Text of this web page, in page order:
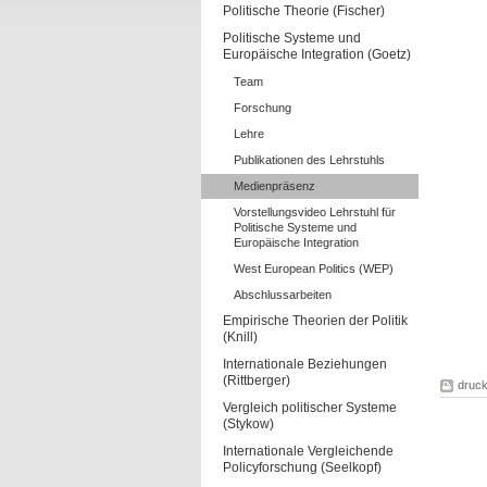
Politische Theorie (Fischer)
Politische Systeme und
Europäische Integration (Goetz)
Team
Forschung
Lehre
Publikationen des Lehrstuhls
Medienpräsenz
Vorstellungsvideo Lehrstuhl für
Politische Systeme und
Europäische Integration
West European Politics (WEP)
Abschlussarbeiten
Empirische Theorien der Politik
(Knill)
Internationale Beziehungen
(Rittberger)
Vergleich politischer Systeme
(Stykow)
Internationale Vergleichende
Policyforschung (Seelkopf)